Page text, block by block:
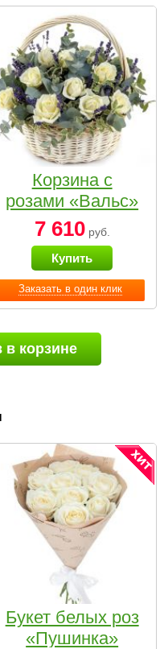
Заказать в один клик
Корзина с
розами «Вальс»
7 610руб.
Купить
корзине
Букет белых роз
«Пушинка»